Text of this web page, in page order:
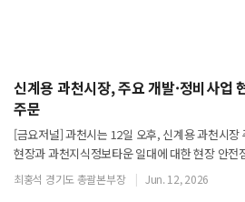
신계용 과천시장, 주요 개발·정비사업
주문
[금요저널] 과천시는 12일 오후, 신계용 과천시장
현장과 과천지식정보타운 일대에 대한 현장 안
점검은 최근 타 지역에서 발생한 공사 현장 안전사
현장과 대규모 개발사업 구역의 안전관리
최홍석 경기도 총괄본부장 Jun. 12, 2026